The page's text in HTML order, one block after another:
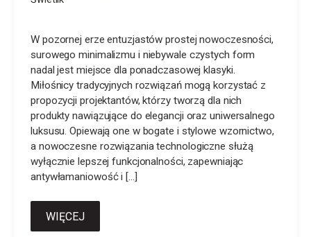
W pozornej erze entuzjastów prostej nowoczesności,
surowego minimalizmu i niebywale czystych form
nadal jest miejsce dla ponadczasowej klasyki.
Miłośnicy tradycyjnych rozwiązań mogą korzystać z
propozycji projektantów, którzy tworzą dla nich
produkty nawiązujące do elegancji oraz uniwersalnego
luksusu. Opiewają one w bogate i stylowe wzornictwo,
a nowoczesne rozwiązania technologiczne służą
wyłącznie lepszej funkcjonalności, zapewniając
antywłamaniowość i […]
WIĘCEJ